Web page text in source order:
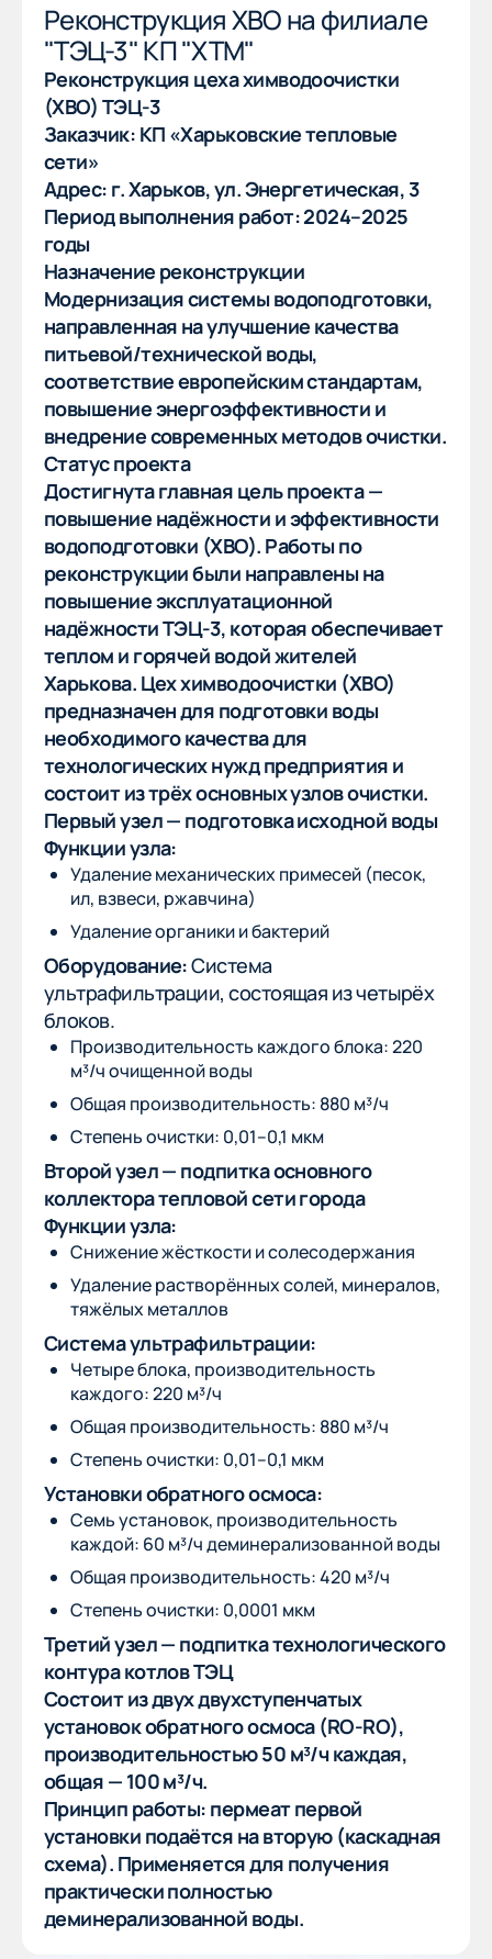
Реконструкция ХВО на филиале
"ТЭЦ-3" КП "ХТМ"
Реконструкция цеха химводоочистки
(ХВО) ТЭЦ-3
Заказчик: КП «Харьковские тепловые
сети»
Адрес: г. Харьков, ул. Энергетическая, 3
Период выполнения работ: 2024–2025
годы
Назначение реконструкции
Модернизация системы водоподготовки,
направленная на улучшение качества
питьевой/технической воды,
соответствие европейским стандартам,
повышение энергоэффективности и
внедрение современных методов очистки.
Статус проекта
Достигнута главная цель проекта —
повышение надёжности и эффективности
водоподготовки (ХВО). Работы по
реконструкции были направлены на
повышение эксплуатационной
надёжности ТЭЦ-3, которая обеспечивает
теплом и горячей водой жителей
Харькова. Цех химводоочистки (ХВО)
предназначен для подготовки воды
необходимого качества для
технологических нужд предприятия и
состоит из трёх основных узлов очистки.
Первый узел — подготовка исходной воды
Функции узла:
Удаление механических примесей (песок,
ил, взвеси, ржавчина)
Удаление органики и бактерий
Оборудование:Система
ультрафильтрации, состоящая из четырёх
блоков.
Производительность каждого блока: 220
м³/ч очищенной воды
Общая производительность: 880 м³/ч
Степень очистки: 0,01–0,1 мкм
Второй узел — подпитка основного
коллектора тепловой сети города
Функции узла:
Снижение жёсткости и солесодержания
Удаление растворённых солей, минералов,
тяжёлых металлов
Система ультрафильтрации:
Четыре блока, производительность
каждого: 220 м³/ч
Общая производительность: 880 м³/ч
Степень очистки: 0,01–0,1 мкм
Установки обратного осмоса:
Семь установок, производительность
каждой: 60 м³/ч деминерализованной воды
Общая производительность: 420 м³/ч
Степень очистки: 0,0001 мкм
Третий узел — подпитка технологического
контура котлов ТЭЦ
Состоит из двух двухступенчатых
установок обратного осмоса (RO-RO),
производительностью 50 м³/ч каждая,
общая — 100 м³/ч.
Принцип работы: пермеат первой
установки подаётся на вторую (каскадная
схема). Применяется для получения
практически полностью
деминерализованной воды.